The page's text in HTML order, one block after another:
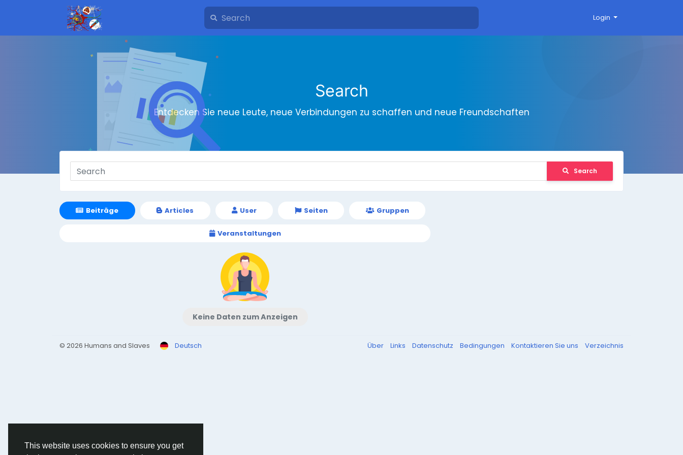
This website uses cookies to ensure you get
Login
Search
Entdecken Sie neue Leute, neue Verbindungen zu schaffen und neue Freundschaften
Search
Beiträge Articles User Seiten Gruppen
Veranstaltungen
Keine Daten zum Anzeigen
© 2026 Humans and Slaves Deutsch Über Links Datenschutz Bedingungen Kontaktieren Sie uns Verzeichnis